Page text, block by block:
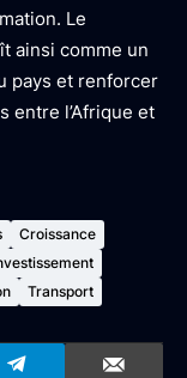
Le
ainsi comme un
pays et renforcer
entre l’Afrique et
Croissance
Transport